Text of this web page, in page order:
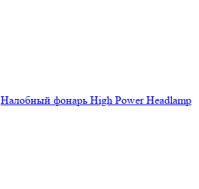
Налобный фонарь High Power Headlamp